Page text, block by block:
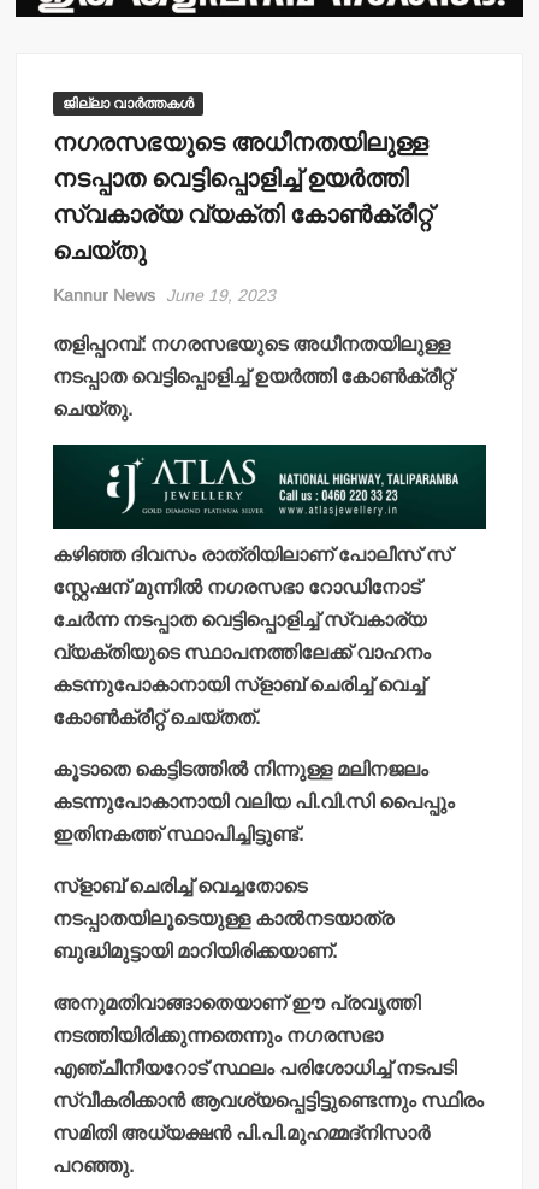
ജില്ലാ വാർത്തകൾ
നഗരസഭയുടെ അധീനതയിലുള്ള
നടപ്പാത വെട്ടിപ്പൊളിച്ച് ഉയര്‍ത്തി
സ്വകാര്യ വ്യക്തി കോണ്‍ക്രീറ്റ്
ചെയ്തു
Kannur News June 19, 2023
തളിപ്പറമ്പ്: നഗരസഭയുടെ അധീനതയിലുള്ള
നടപ്പാത വെട്ടിപ്പൊളിച്ച് ഉയര്‍ത്തി കോണ്‍ക്രീറ്റ്
ചെയ്തു.
കഴിഞ്ഞ ദിവസം രാത്രിയിലാണ് പോലീസ് സ്
സ്റ്റേഷന് മുന്നില്‍ നഗരസഭാ റോഡിനോട്
ചേര്‍ന്ന നടപ്പാത വെട്ടിപ്പൊളിച്ച് സ്വകാര്യ
വ്യക്തിയുടെ സ്ഥാപനത്തിലേക്ക് വാഹനം
കടന്നുപോകാനായി സ്ളാബ് ചെരിച്ച് വെച്ച്
കോണ്‍ക്രീറ്റ് ചെയ്തത്.
കൂടാതെ കെട്ടിടത്തില്‍ നിന്നുള്ള മലിനജലം
കടന്നുപോകാനായി വലിയ പി.വി.സി പൈപ്പും
ഇതിനകത്ത് സ്ഥാപിച്ചിട്ടുണ്ട്.
സ്ളാബ് ചെരിച്ച് വെച്ചതോടെ
നടപ്പാതയിലൂടെയുള്ള കാല്‍നടയാത്ര
ബുദ്ധിമുട്ടായി മാറിയിരിക്കയാണ്.
അനുമതിവാങ്ങാതെയാണ് ഈ പ്രവൃത്തി
നടത്തിയിരിക്കുന്നതെന്നും നഗരസഭാ
എഞ്ചീനീയറോട് സ്ഥലം പരിശോധിച്ച് നടപടി
സ്വീകരിക്കാന്‍ ആവശ്യപ്പെട്ടിട്ടുണ്ടെന്നും സ്ഥിരം
സമിതി അധ്യക്ഷന്‍ പി.പി.മുഹമ്മദ്നിസാര്‍
പറഞ്ഞു.